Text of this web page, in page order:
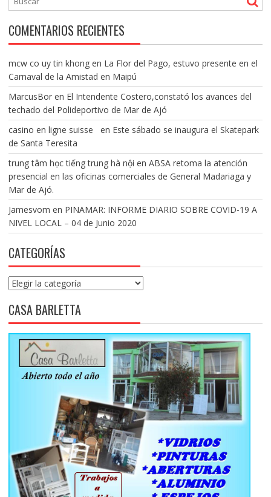
COMENTARIOS RECIENTES
mcw co uy tin khongen La Flor del Pago, estuvo presente en el
Carnaval de la Amistad en Maipú
MarcusBoren El Intendente Costero,constató los avances del
techado del Polideportivo de Mar de Ajó
casino en ligne suisse
en Este sábado se inaugura el Skatepark
de Santa Teresita
trung tâm học tiếng trung hà nội en ABSA retoma la atención
presencial en las oficinas comerciales de General Madariaga y
Mar de Ajó.
Jamesvom en PINAMAR: INFORME DIARIO SOBRE COVID-19 A
NIVEL LOCAL – 04 de Junio 2020
CATEGORÍAS
Categorías
CASA BARLETTA